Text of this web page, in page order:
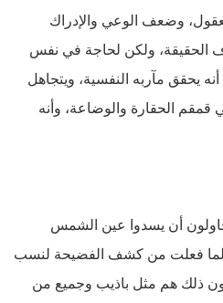
وضعف الوعي والإدراك
الحقيقة، ولكن لحاجة في نفس
يحقق مآربه النفسية، ويتجاهل
الحقارة والوضاعة، وأنه
أن يسدوا عين الشمس
لما فعلت من كشف الفضيحة لنسب
ذلك هم مثل باذيب وجميع من